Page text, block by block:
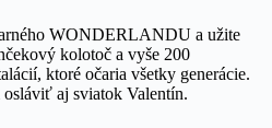
WONDERLANDU a užite
kolotoč a vyše 200
ktoré očaria všetky generácie.
aj sviatok Valentín.